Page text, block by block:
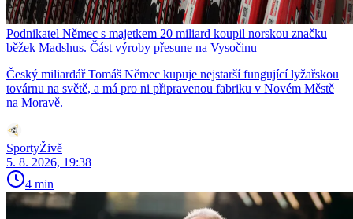
Podnikatel Němec s majetkem 20 miliard koupil norskou značku
běžek Madshus. Část výroby přesune na Vysočinu
Český miliardář Tomáš Němec kupuje nejstarší fungující lyžařskou
továrnu na světě, a má pro ni připravenou fabriku v Novém Městě
na Moravě.
SportyŽivě
5. 8. 2026, 19:38
4 min